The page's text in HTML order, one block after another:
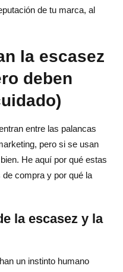
de escasez de
de dropshipping?
a los clientes?
tienda de
el marketing de
de tu marca, al
la escasez
deben
entre las palancas
pero si se usan
He aquí por qué estas
compra y por qué la
la escasez y la
un instinto humano